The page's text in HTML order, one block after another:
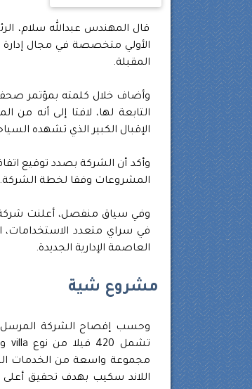
قال المهندس عبدالله سلام،
الأولي متخصصة في مجال إدارة
المقبلة.
وأضاف خلال كلمته بمؤتمر
التابعة لها، لافتا إلى أنه
الإقبال الكبير الذي تشهده
وأكد أن الشركة بصدد توقيع
المشروعات وفقا لخطة الشركة.
العاصمة الإدارية الجديدة.
مشروع شية
مجموعة واسعة من الخدمات